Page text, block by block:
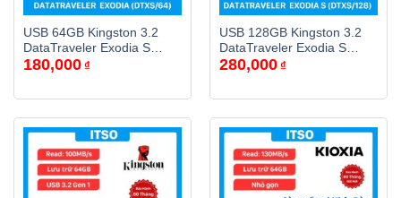
USB 64GB Kingston 3.2
DataTraveler Exodia S
(DTXS/64GB) chính hãng
180,000 ₫
USB 128GB Kingston 3.2
DataTraveler Exodia S
(DTXS/128GB) chính hãng
280,000 ₫